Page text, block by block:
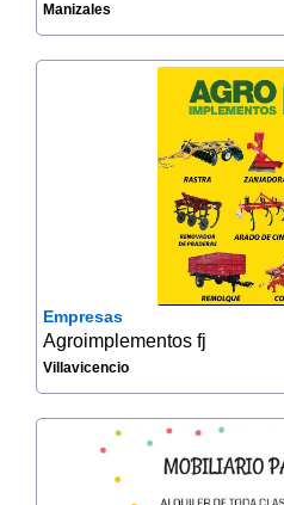
Manizales
Empresas
Agroimplementos fj
Villavicencio